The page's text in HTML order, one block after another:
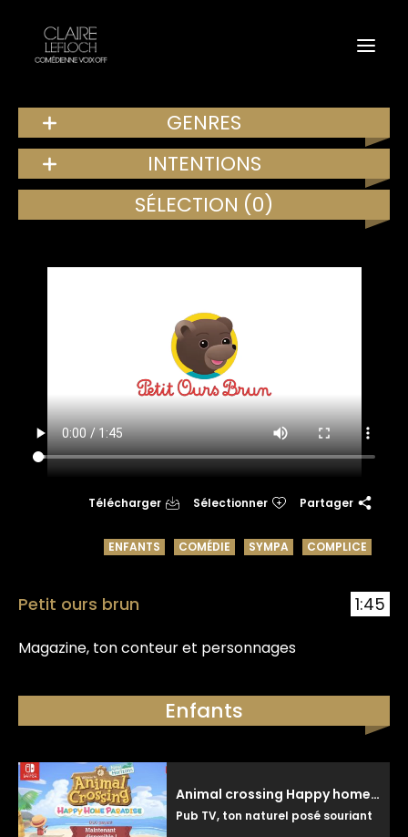
GENRES
INTENTIONS
SÉLECTION (0)
Petit ours brun 1:45
Magazine, ton conteur et personnages
Télécharger Sélectionner Partager
ENFANTS COMÉDIE SYMPA COMPLICE
Enfants
Animal crossing Happy home paradise
Pub TV, ton naturel posé souriant